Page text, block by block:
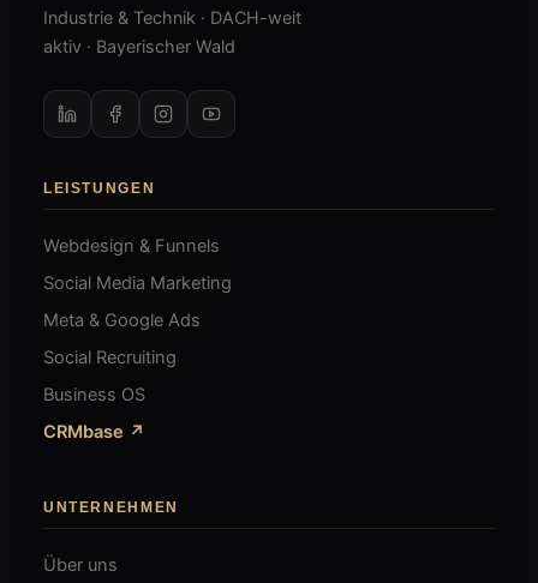
Industrie & Technik · DACH-weit
aktiv · Bayerischer Wald
LEISTUNGEN
Webdesign & Funnels
Social Media Marketing
Meta & Google Ads
Social Recruiting
Business OS
CRMbase ↗
UNTERNEHMEN
Über uns